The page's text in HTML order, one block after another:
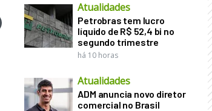
Atualidades
Petrobras tem lucro
líquido de R$ 52,4 bi no
segundo trimestre
há 10 horas
Atualidades
ADM anuncia novo diretor
comercial no Brasil